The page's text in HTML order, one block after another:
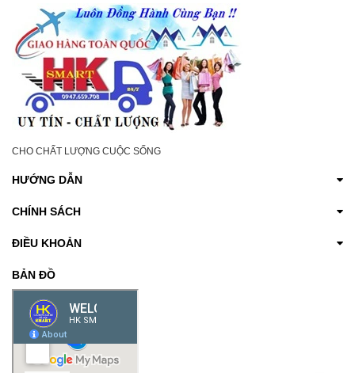
CHO CHẤT LƯỢNG CUỘC SỐNG
HƯỚNG DẪN
CHÍNH SÁCH
ĐIỀU KHOẢN
BẢN ĐỒ